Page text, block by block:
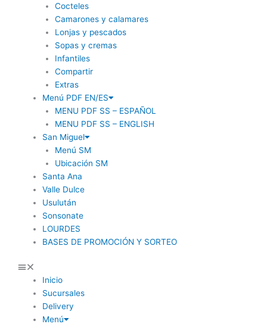
Cocteles
Camarones y calamares
Lonjas y pescados
Sopas y cremas
Infantiles
Compartir
Extras
Menú PDF EN/ES
MENU PDF SS – ESPAÑOL
MENU PDF SS – ENGLISH
San Miguel
Menú SM
Ubicación SM
Santa Ana
Valle Dulce
Usulután
Sonsonate
LOURDES
BASES DE PROMOCIÓN Y SORTEO
Inicio
Sucursales
Delivery
Menú